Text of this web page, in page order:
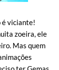
é viciante!
zoeira, ele
Mas quem